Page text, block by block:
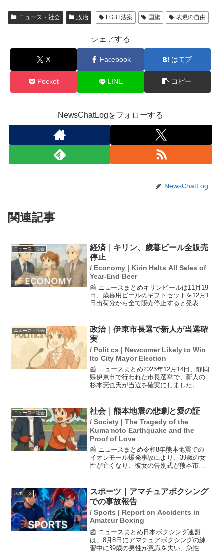
ニュース・社会 政治 LGBT法案 国旗 表現の自由
シェアする
X Facebook はてブ
Pocket LINE コピー
NewsChatLogをフォローする
NewsChatLog
関連記事
ニュース・社会
経済｜キリン、歳暮ビール全販売
停止
/ Economy | Kirin Halts All Sales of
Year-End Beer
📰 ニュースまとめキリンビールは11月19
日、歳暮用ビールのギフトセットを12月1
日出荷分から全て販売停止すると発表し
原因で、受注が予想以上に増加したため
です。この影響...
ニュース・社会
政治｜伊東市長選で新人が当選確
実
/ Politics | Newcomer Likely to Win
Ito City Mayor Election
📰 ニュースまとめ2023年12月14日、静岡
県伊東市で行われた市長選挙で、新人の
杉本憲也氏が当選を確実にしました。こ
職を受けて初当選を果たし、市政の停滞
を解消するこ...
ニュース・社会 社会｜熊本地震の悲劇と愛の証
/ Society | The Tragedy of the
Kumamoto Earthquake and the
Proof of Love
📰 ニュースまとめ令和8年熊本地震での
イオンモール爆発事故により、39歳の女
性が亡くなり、彼女の告別式が熊本市で
場に飾り、彼女に対する愛情を示しまし
た。夫は涙ながらに「...
スポーツ
スポーツ｜アマチュアボクシング
での事故報告
/ Sports | Report on Accidents in
Amateur Boxing
📰 ニュースまとめ日本ボクシング連盟
は、8月8日にアマチュアボクシングの練
習中に39歳の男性が意識を失い、急性硬